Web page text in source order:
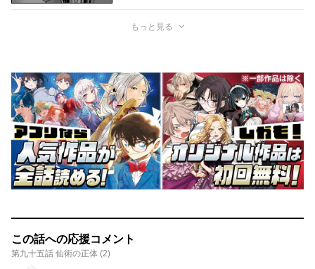
もっと見る
この話への応援コメント
第九十五話 仙術の正体 (2)